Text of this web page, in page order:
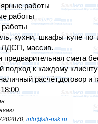
работы
работы
работы
кухни, шкафы купе по
ЛДСП, массив.
смета
подход к каждому
расчёт,договор и
info@str-nsk.ru